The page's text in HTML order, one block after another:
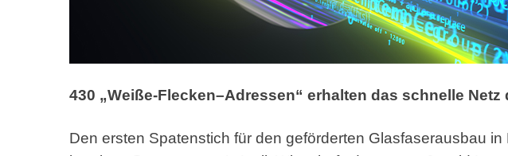
430 „Weiße-Flecken–Adressen“ erhalten das schnelle Netz
Den ersten Spatenstich für den geförderten Glasfaserausbau